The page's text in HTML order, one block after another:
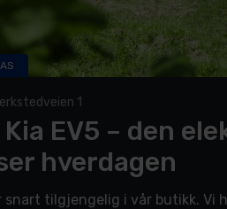
1
Kia EV5 – den
hverdagen
snart tilgjengelig i vår butikk. Vi